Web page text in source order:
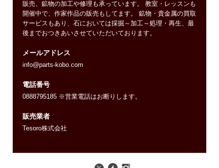
販売、鉱物の加工や修理も承っています。 教室・レッスンも
開催中で、作家作品の販売もしてます。 鉱物・貴金属の買取
サービスもあり、石においては採掘～加工～処理・再生、最
後までおつきあいさせていただいております。
メールアドレス
info@parts-kobo.com
電話番号
0888795185 ※営業電話はお断りします。
販売業者
Tesoro株式会社